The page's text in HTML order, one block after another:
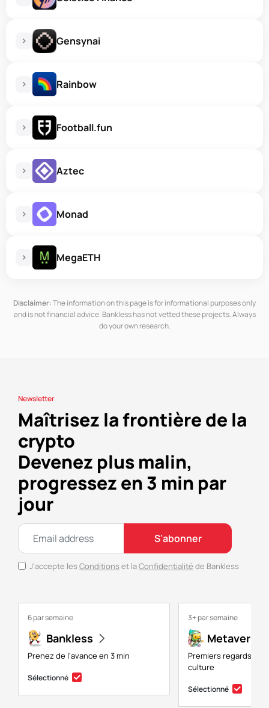
Gensynai
Rainbow
Football.fun
Aztec
Monad
MegaETH
Disclaimer:The information on this page is for informational purposes only
and is not financial advice. Bankless has not vetted these projects. Always
do your own research.
Newsletter
Maîtrisez la frontière de la
crypto
Devenez plus malin,
progressez en 3 min par
jour
S’abonner
J’accepte les Conditions et laConfidentialité de Bankless
6 par semaine
Bankless
Prenez de l’avance en 3 min
Sélectionné
3+ par semaine
Metaversal
Premiers regards sur
culture
Sélectionné